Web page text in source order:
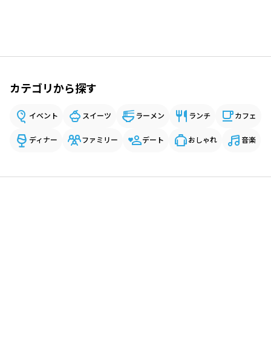
カテゴリから探す
イベント スイーツ ラーメン ランチ カフェ
ディナー ファミリー デート おしゃれ 音楽